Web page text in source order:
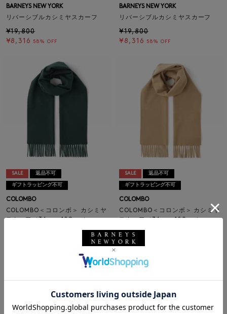
BARNEYS NEW YORK
リバーシブルカシミヤスカーフ
¥19,800
¥8,316
58% OFF
BARNEYS NEW YORK
リバーシブルカシミヤスカーフ
¥19,800
¥8,316
58% OFF
SALE 返品不可
ギフトラッピング不可
COLOMBO
COLOMBO＜コロンボ＞ カシミヤ
スカーフ（36cm×180cm）
SALE 返品不可
ギフトラッピング不可
COLOMBO
COLOMBO＜コロンボ＞ カシミヤ
スカーフ（36cm×180cm）
¥52,800
¥29,040